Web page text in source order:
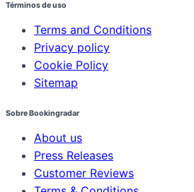
Términos de uso
Terms and Conditions
Privacy policy
Cookie Policy
Sitemap
Sobre Bookingradar
About us
Press Releases
Customer Reviews